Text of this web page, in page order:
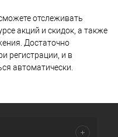
отслеживать
акций и скидок, а также
Достаточно
регистрации, и в
автоматически.